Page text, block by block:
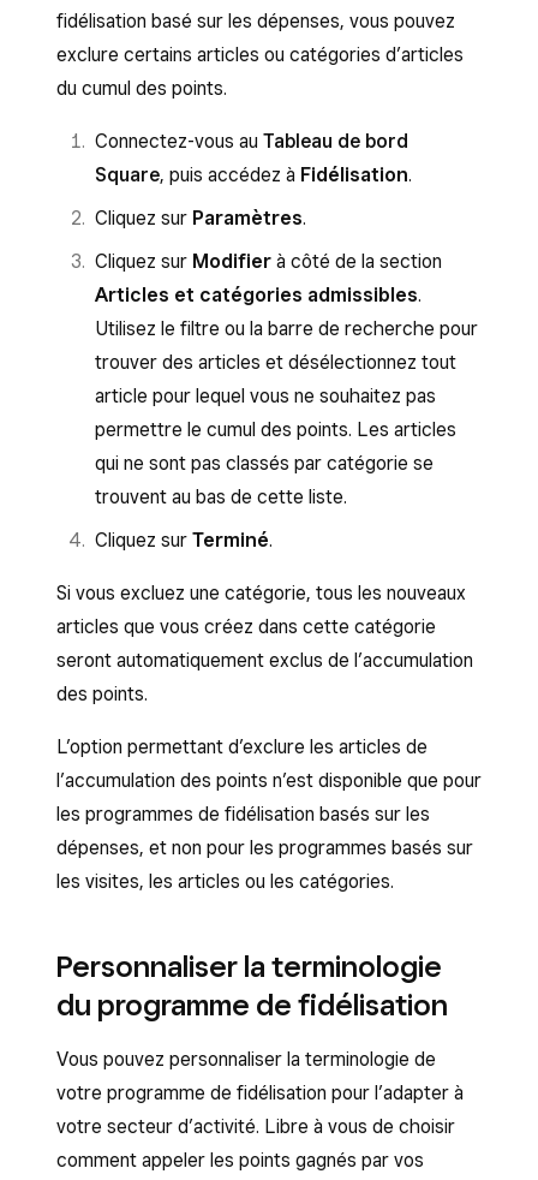
fidélisation basé sur les dépenses, vous pouvez
exclure certains articles ou catégories d’articles
du cumul des points.
Connectez-vous au Tableau de bord
Square, puis accédez à Fidélisation.
Cliquez sur Paramètres.
Cliquez sur Modifier à côté de la section
Articles et catégories admissibles.
Utilisez le filtre ou la barre de recherche pour
trouver des articles et désélectionnez tout
article pour lequel vous ne souhaitez pas
permettre le cumul des points. Les articles
qui ne sont pas classés par catégorie se
trouvent au bas de cette liste.
Cliquez sur Terminé.
Si vous excluez une catégorie, tous les nouveaux
articles que vous créez dans cette catégorie
seront automatiquement exclus de l’accumulation
des points.
L’option permettant d’exclure les articles de
l’accumulation des points n’est disponible que pour
les programmes de fidélisation basés sur les
dépenses, et non pour les programmes basés sur
les visites, les articles ou les catégories.
Personnaliser la terminologie
du programme de fidélisation
Vous pouvez personnaliser la terminologie de
votre programme de fidélisation pour l’adapter à
votre secteur d’activité. Libre à vous de choisir
comment appeler les points gagnés par vos